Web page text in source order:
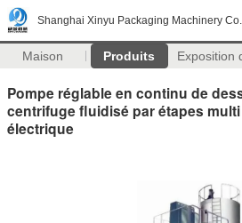
Shanghai Xinyu Packaging Machinery
Maison Produits Exposition
Pompe réglable en continu de
centrifuge fluidisé par étapes
électrique